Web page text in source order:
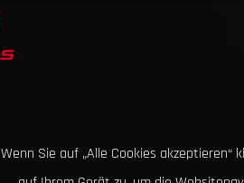
Wenn Sie auf „Alle Cookies akzeptieren“